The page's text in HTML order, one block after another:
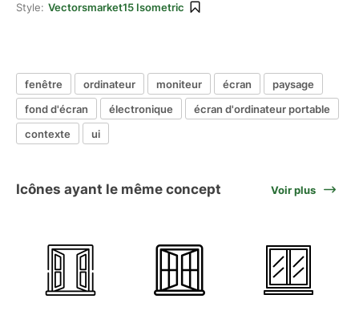
Style: Vectorsmarket15 Isometric
fenêtre ordinateur moniteur écran
paysage
fond d'écran
électronique
écran d'ordinateur portable
contexte
ui
Icônes ayant le même concept Voir plus